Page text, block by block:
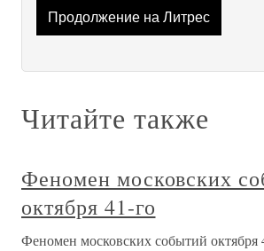
Продолжение на Литрес
Читайте также
Феномен московских
октября 41-го
Феномен московских событий октября